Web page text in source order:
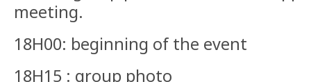
meeting.
18H00: beginning of the event
18H15 : group photo